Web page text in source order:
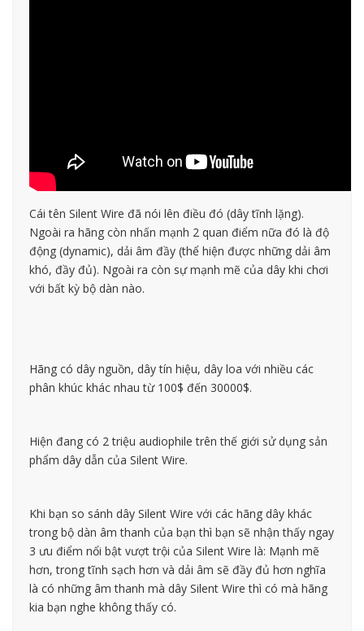
Cái tên Silent Wire đã nói lên điều đó (dây tĩnh lặng).
Ngoài ra hãng còn nhấn mạnh 2 quan điểm nữa đó là độ
động (dynamic), dải âm đầy (thể hiện được những dải âm
khó, đầy đủ). Ngoài ra còn sự mạnh mẽ của dây khi chơi
với bất kỳ bộ dàn nào.
Hãng có dây nguồn, dây tín hiệu, dây loa với nhiều các
phân khúc khác nhau từ 100$ đến 30000$.
Hiện đang có 2 triệu audiophile trên thế giới sử dụng sản
phẩm dây dẫn của Silent Wire.
Khi bạn so sánh dây Silent Wire với các hãng dây khác
trong bộ dàn âm thanh của bạn thì bạn sẽ nhận thấy ngay
3 ưu điểm nổi bật vượt trội của Silent Wire là: Mạnh mẽ
hơn, trong tĩnh sạch hơn và dải âm sẽ đầy đủ hơn nghĩa
là có những âm thanh mà dây Silent Wire thì có mà hãng
kia bạn nghe không thấy có.